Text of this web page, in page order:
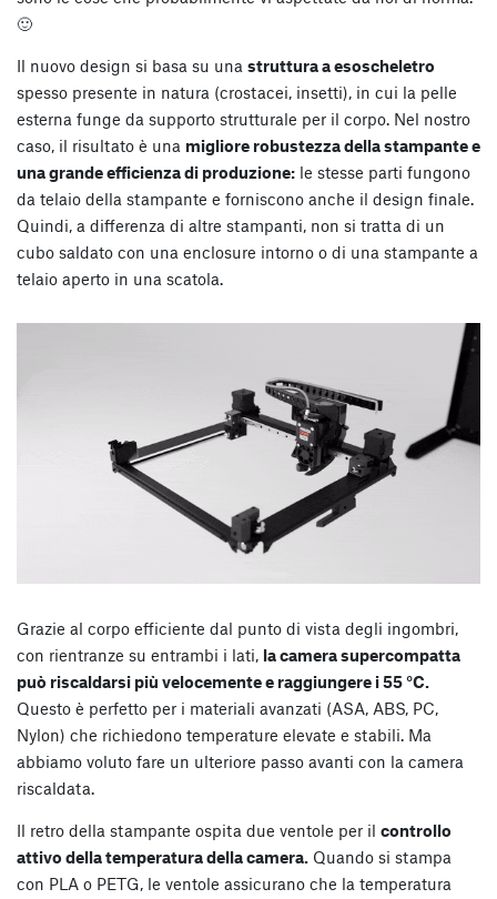
🙂
Il nuovo design si basa su una struttura a esoscheletro
spesso presente in natura (crostacei, insetti), in cui la pelle
esterna funge da supporto strutturale per il corpo. Nel nostro
caso, il risultato è una migliore robustezza della stampante e
una grande efficienza di produzione: le stesse parti fungono
da telaio della stampante e forniscono anche il design finale.
Quindi, a differenza di altre stampanti, non si tratta di un
cubo saldato con una enclosure intorno o di una stampante a
telaio aperto in una scatola.
Grazie al corpo efficiente dal punto di vista degli ingombri,
con rientranze su entrambi i lati, la camera supercompatta
può riscaldarsi più velocemente e raggiungere i 55 °C.
Questo è perfetto per i materiali avanzati (ASA, ABS, PC,
Nylon) che richiedono temperature elevate e stabili. Ma
abbiamo voluto fare un ulteriore passo avanti con la camera
riscaldata.
Il retro della stampante ospita due ventole per il controllo
attivo della temperatura della camera. Quando si stampa
con PLA o PETG, le ventole assicurano che la temperatura